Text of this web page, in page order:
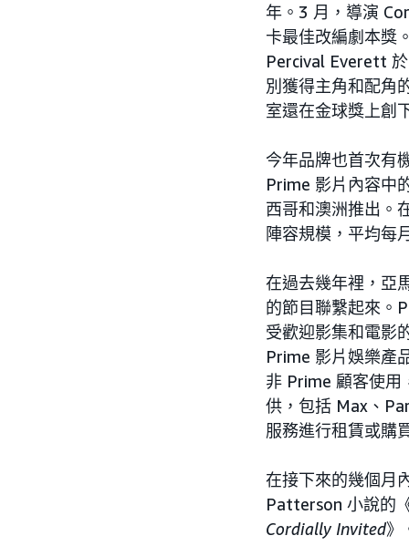
年。3 月，導演
卡最佳改編劇本獎
Percival Everett
別獲得主角和配角
室還在金球獎上創
今年品牌也首次有
Prime 影片內容中
西哥和澳洲推出。
陣容規模，平均每
在過去幾年裡，亞
的節目聯繫起來。
受歡迎影集和電影
Prime 影片娛樂產
非 Prime 顧客使用
供，包括 Max、
服務進行租賃或購
在接下來的幾個月
Patterson 小說的
Cordially Invited》